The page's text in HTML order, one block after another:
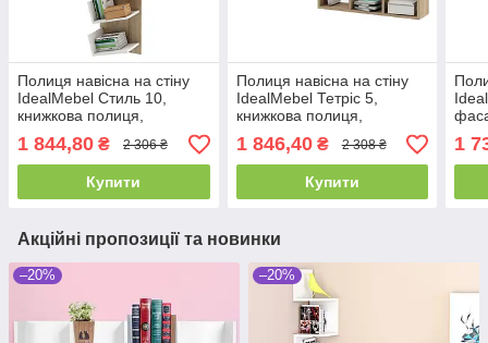
Полиця навісна на стіну
IdealMebel Стиль 10,
книжкова полиця,
кімнату, будинок.
1 844,80 ₴ 2 306 ₴
Купити
Полиця навісна на стіну
IdealMebel Тетріс 5,
книжкова полиця,
кімнату, будинок.
1 846,40₴ 2 308 ₴
Купити
1
Акційні пропозиції та новинки
–20% –20%